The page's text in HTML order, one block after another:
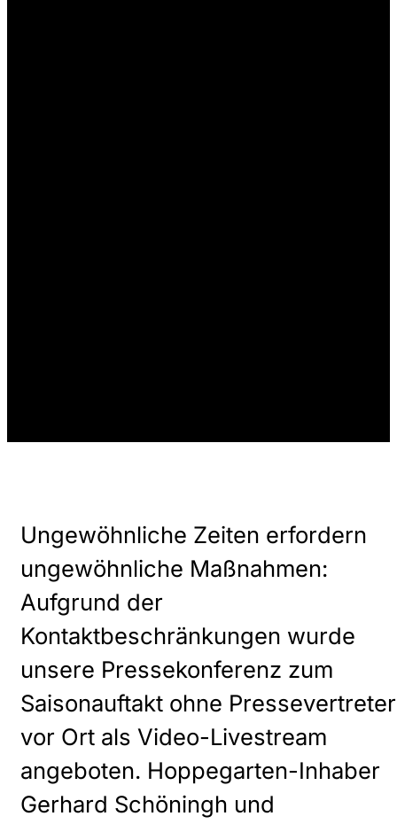
Ungewöhnliche Zeiten erfordern
ungewöhnliche Maßnahmen:
Aufgrund der
Kontaktbeschränkungen wurde
unsere Pressekonferenz zum
Saisonauftakt ohne Pressevertreter
vor Ort als Video-Livestream
angeboten. Hoppegarten-Inhaber
Gerhard Schöningh und